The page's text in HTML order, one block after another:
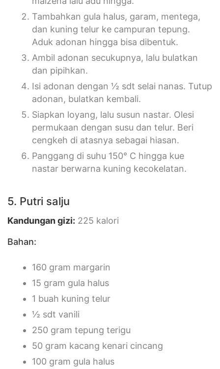
Tambahkan gula halus, garam, mentega,
dan kuning telur ke campuran tepung.
Aduk adonan hingga bisa dibentuk.
Ambil adonan secukupnya, lalu bulatkan
dan pipihkan.
Isi adonan dengan ½ sdt selai nanas. Tutup
adonan, bulatkan kembali.
Siapkan loyang, lalu susun nastar. Olesi
permukaan dengan susu dan telur. Beri
cengkeh di atasnya sebagai hiasan.
Panggang di suhu 150° C hingga kue
nastar berwarna kuning kecokelatan.
5. Putri salju
Kandungan gizi: 225 kalori
Bahan:
160 gram margarin
15 gram gula halus
1 buah kuning telur
½ sdt vanili
250 gram tepung terigu
50 gram kacang kenari cincang
100 gram gula halus